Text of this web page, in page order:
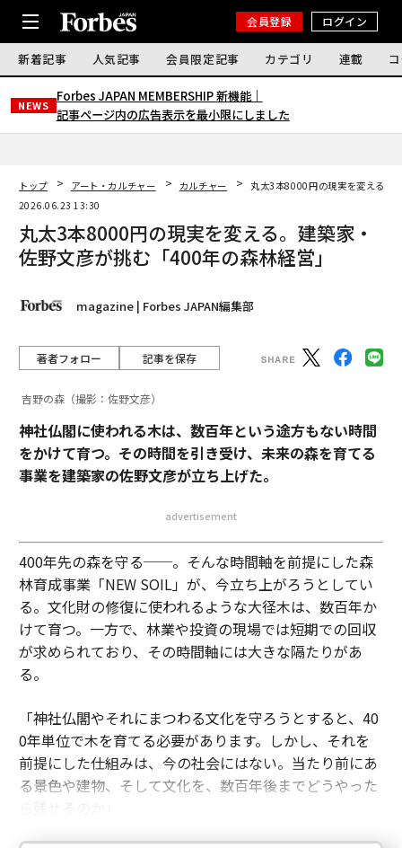
会員登録 ログイン
新着記事 人気記事 会員限定記事 カテゴリ 連載
NEWS
Forbes JAPAN MEMBERSHIP 新機能｜
記事ページ内の広告表示を最小限にしました
トップ アート・カルチャー カルチャー
丸太3本8000円の現実を変える。
2026.06.23 13:30
丸太3本8000円の現実を変える。建築家・
佐野文彦が挑む「400年の森林経営」
magazine | Forbes JAPAN編集部
著者フォロー 記事を保存
吉野の森（撮影：佐野文彦）
神社仏閣に使われる木は、数百年という途方もない時間
をかけて育つ。その時間を引き受け、未来の森を育てる
事業を建築家の佐野文彦が立ち上げた。
advertisement
400年先の森を守る──。そんな時間軸を前提にした森
林育成事業「NEW SOIL」が、今立ち上がろうとしてい
る。文化財の修復に使われるような大径木は、数百年か
けて育つ。一方で、林業や投資の現場では短期での回収
が求められており、その時間軸には大きな隔たりがあ
る。
「神社仏閣やそれにまつわる文化を守ろうとすると、40
0年単位で木を育てる必要があります。しかし、それを
前提にした仕組みは、今の社会にはない。当たり前にあ
る景色や建物、そして文化を、数百年後までどうやった